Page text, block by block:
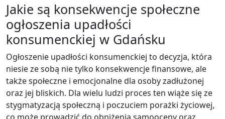
Jakie są konsekwencje społeczne
ogłoszenia upadłości
konsumenckiej w Gdańsku
Ogłoszenie upadłości konsumenckiej to decyzja, która
niesie ze sobą nie tylko konsekwencje finansowe, ale
także społeczne i emocjonalne dla osoby zadłużonej
oraz jej bliskich. Dla wielu ludzi proces ten wiąże się ze
stygmatyzacją społeczną i poczuciem porażki życiowej,